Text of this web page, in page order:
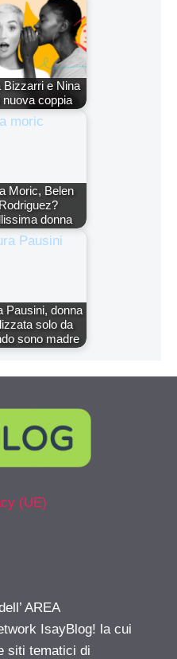
Bizzarri e Nina
nuova coppia
Moric, Belen
Rodriguez?
donna
Pausini, donna
solo da
sono madre
(UE)
AREA
IsayBlog! la cui
siti tematici di